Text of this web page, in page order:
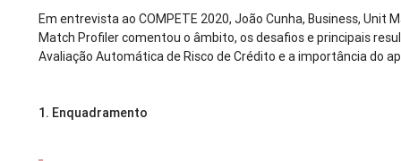
Em entrevista ao COMPETE 2020, João Cunha, Business, Unit
Match Profiler comentou o âmbito, os desafios e principais
Avaliação Automática de Risco de Crédito e a importância do
1. Enquadramento